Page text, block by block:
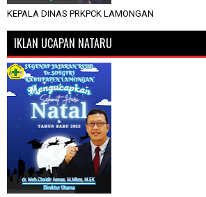
KEPALA DINAS PRKPCK LAMONGAN
IKLAN UCAPAN NATARU